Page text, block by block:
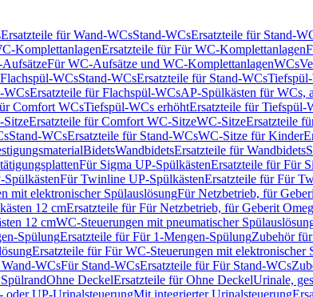
Ersatzteile für Wand-WCsStand-WCsErsatzteile für Stand-
KomplettanlagenErsatzteile für Für WC-Komplettanlagen
Für WC-Aufsätze und WC-KomplettanlagenWCs
WCsStand-WCsErsatzteile für Stand-WCs
WCsErsatzteile für Flachspül-WCsAP-Spülkästen für WCs,
Comfort WCsTiefspül-WCs erhöhtErsatzteile für Tiefspül-
Ersatzteile für Comfort WC-SitzeWC-SitzeErsatzteile
Stand-WCsErsatzteile für Stand-WCsWC-Sitze für Kinder
BidetsWandbidetsErsatzteile für Wandbidets
Für Sigma UP-SpülkästenErsatzteile für Für
Für Twinline UP-SpülkästenErsatzteile für Für
mit elektronischer SpülauslösungFür Netzbetrieb, für
12 cmErsatzteile für Für Netzbetrieb, für Geberit
12 cmWC-Steuerungen mit pneumatischer
SpülungErsatzteile für Für 1-Mengen-SpülungZubehör
Ersatzteile für Für WC-Steuerungen mit elektronischer
WCsFür Stand-WCsErsatzteile für Für Stand-WCs
Ohne DeckelErsatzteile für Ohne DeckelUrinale,
oder UP-UrinalsteuerungMit integrierter Urinalsteuerung